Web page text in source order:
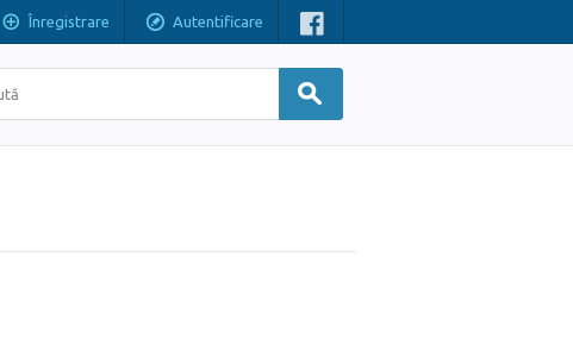
Înregistrare Autentificare